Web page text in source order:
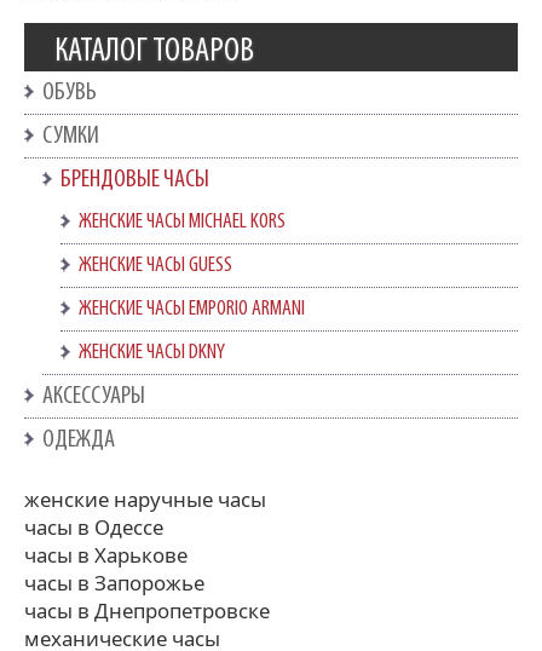
КАТАЛОГ ТОВАРОВ
ОБУВЬ
СУМКИ
БРЕНДОВЫЕ ЧАСЫ
ЖЕНСКИЕ ЧАСЫ MICHAEL KORS
ЖЕНСКИЕ ЧАСЫ GUESS
ЖЕНСКИЕ ЧАСЫ EMPORIO ARMANI
ЖЕНСКИЕ ЧАСЫ DKNY
АКСЕССУАРЫ
ОДЕЖДА
женские наручные часы
часы в Одессе
часы в Харькове
часы в Запорожье
часы в Днепропетровске
механические часы